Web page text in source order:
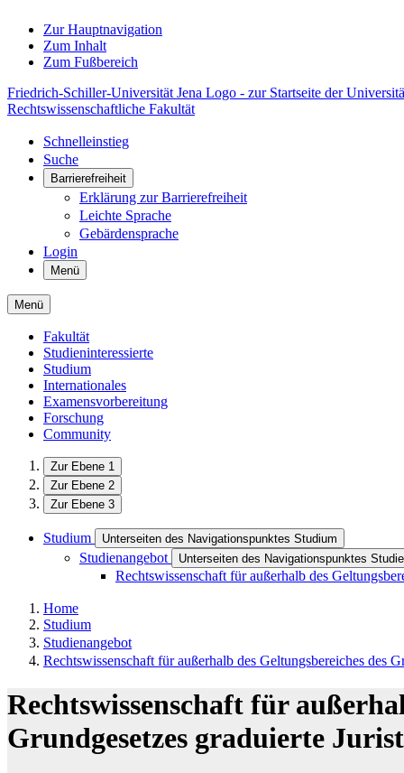
Zur Hauptnavigation
Zum Inhalt
Zum Fußbereich
Friedrich-Schiller-Universität Jena Logo - zur Startseite der
Rechtswissenschaftliche Fakultät
Schnelleinstieg
Suche
Barrierefreiheit
Erklärung zur Barrierefreiheit
Leichte Sprache
Gebärdensprache
Login
Menü
Menü
Fakultät
Studieninteressierte
Studium
Internationales
Examensvorbereitung
Forschung
Community
Zur Ebene 1
Zur Ebene 2
Zur Ebene 3
Studium Unterseiten des Navigationspunktes Studium
Studienangebot Unterseiten des Navigationspunktes
Rechtswissenschaft für außerhalb des
Home
Studium
Studienangebot
Rechtswissenschaft für außerhalb des Geltungsbereiches des
Rechtswissenschaft für
Grundgesetzes graduierte